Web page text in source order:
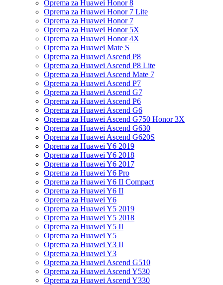
Oprema za Huawei Honor 8
Oprema za Huawei Honor 7 Lite
Oprema za Huawei Honor 7
Oprema za Huawei Honor 5X
Oprema za Huawei Honor 4X
Oprema za Huawei Mate S
Oprema za Huawei Ascend P8
Oprema za Huawei Ascend P8 Lite
Oprema za Huawei Ascend Mate 7
Oprema za Huawei Ascend P7
Oprema za Huawei Ascend G7
Oprema za Huawei Ascend P6
Oprema za Huawei Ascend G6
Oprema za Huawei Ascend G750 Honor 3X
Oprema za Huawei Ascend G630
Oprema za Huawei Ascend G620S
Oprema za Huawei Y6 2019
Oprema za Huawei Y6 2018
Oprema za Huawei Y6 2017
Oprema za Huawei Y6 Pro
Oprema za Huawei Y6 II Compact
Oprema za Huawei Y6 II
Oprema za Huawei Y6
Oprema za Huawei Y5 2019
Oprema za Huawei Y5 2018
Oprema za Huawei Y5 II
Oprema za Huawei Y5
Oprema za Huawei Y3 II
Oprema za Huawei Y3
Oprema za Huawei Ascend G510
Oprema za Huawei Ascend Y530
Oprema za Huawei Ascend Y330